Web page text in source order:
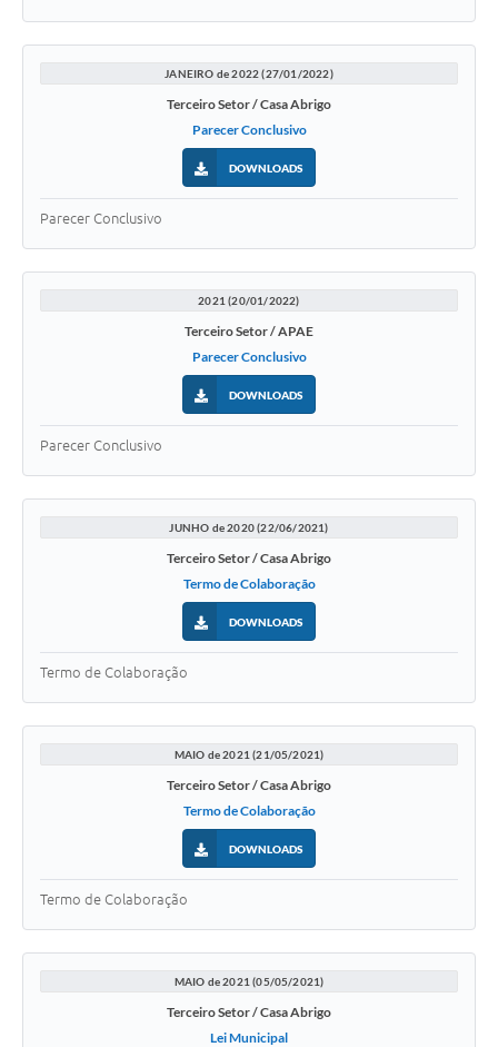
JANEIRO de 2022 (27/01/2022)
Terceiro Setor / Casa Abrigo
Parecer Conclusivo
DOWNLOADS
Parecer Conclusivo
2021 (20/01/2022)
Terceiro Setor / APAE
Parecer Conclusivo
DOWNLOADS
Parecer Conclusivo
JUNHO de 2020 (22/06/2021)
Terceiro Setor / Casa Abrigo
Termo de Colaboração
DOWNLOADS
Termo de Colaboração
MAIO de 2021 (21/05/2021)
Terceiro Setor / Casa Abrigo
Termo de Colaboração
DOWNLOADS
Termo de Colaboração
MAIO de 2021 (05/05/2021)
Terceiro Setor / Casa Abrigo
Lei Municipal